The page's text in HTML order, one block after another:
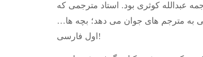
عبدالله کوثری بود. استاد مترجمی که
به مترجم های جوان می دهد؛ بچه ها…
اول فارسی!